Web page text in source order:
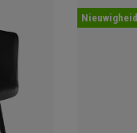
Nieuwigheid